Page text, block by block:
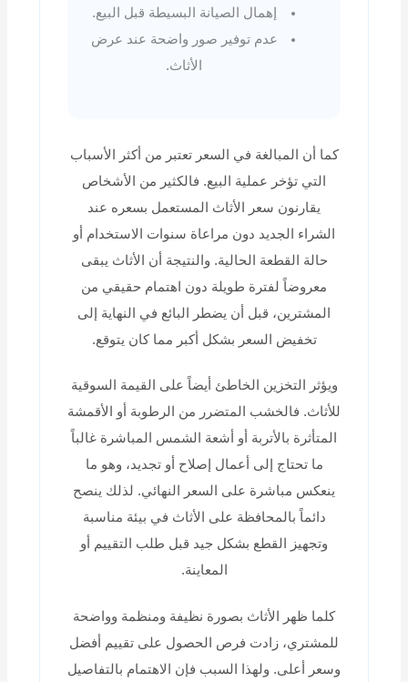
إهمال الصيانة البسيطة قبل البيع.
عدم توفير صور واضحة عند عرض
الأثاث.
كما أن المبالغة في السعر تعتبر من أكثر الأسباب
التي تؤخر عملية البيع. فالكثير من الأشخاص
يقارنون سعر الأثاث المستعمل بسعره عند
الشراء الجديد دون مراعاة سنوات الاستخدام أو
حالة القطعة الحالية. والنتيجة أن الأثاث يبقى
معروضاً لفترة طويلة دون اهتمام حقيقي من
المشترين، قبل أن يضطر البائع في النهاية إلى
تخفيض السعر بشكل أكبر مما كان يتوقع.
ويؤثر التخزين الخاطئ أيضاً على القيمة السوقية
للأثاث. فالخشب المتضرر من الرطوبة أو الأقمشة
المتأثرة بالأتربة أو أشعة الشمس المباشرة غالباً
ما تحتاج إلى أعمال إصلاح أو تجديد، وهو ما
ينعكس مباشرة على السعر النهائي. لذلك ينصح
دائماً بالمحافظة على الأثاث في بيئة مناسبة
وتجهيز القطع بشكل جيد قبل طلب التقييم أو
المعاينة.
كلما ظهر الأثاث بصورة نظيفة ومنظمة وواضحة
للمشتري، زادت فرص الحصول على تقييم أفضل
وسعر أعلى. ولهذا السبب فإن الاهتمام بالتفاصيل